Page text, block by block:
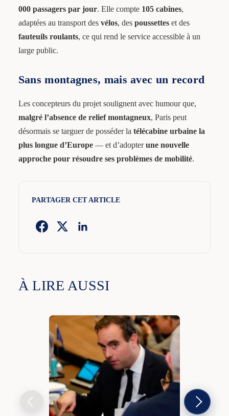
000 passagers par jour. Elle compte 105 cabines,
adaptées au transport des vélos, des poussetteset des
fauteuils roulants, ce qui rend le service accessible à un
large public.
Sans montagnes, mais avec un record
Les concepteurs du projet soulignent avec humour que,
malgré l’absence de relief montagneux, Paris peut
désormais se targuer de posséder la télécabine urbaine la
plus longue d’Europe— et d’adopterune nouvelle
approche pour résoudre ses problèmes de mobilité.
PARTAGER CET ARTICLE
À LIRE AUSSI